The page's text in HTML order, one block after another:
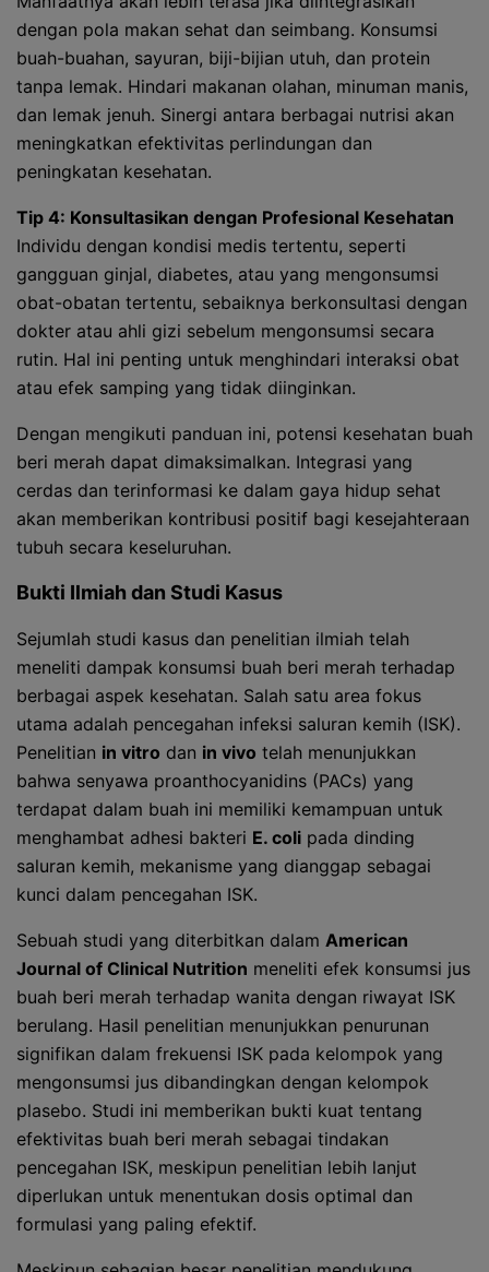
dengan pola makan sehat dan seimbang. Konsumsi
buah-buahan, sayuran, biji-bijian utuh, dan protein
tanpa lemak. Hindari makanan olahan, minuman manis,
dan lemak jenuh. Sinergi antara berbagai nutrisi akan
meningkatkan efektivitas perlindungan dan
peningkatan kesehatan.
Tip 4: Konsultasikan dengan Profesional Kesehatan
Individu dengan kondisi medis tertentu, seperti
gangguan ginjal, diabetes, atau yang mengonsumsi
obat-obatan tertentu, sebaiknya berkonsultasi dengan
dokter atau ahli gizi sebelum mengonsumsi secara
rutin. Hal ini penting untuk menghindari interaksi obat
atau efek samping yang tidak diinginkan.
Dengan mengikuti panduan ini, potensi kesehatan buah
beri merah dapat dimaksimalkan. Integrasi yang
cerdas dan terinformasi ke dalam gaya hidup sehat
akan memberikan kontribusi positif bagi kesejahteraan
tubuh secara keseluruhan.
Bukti Ilmiah dan Studi Kasus
Sejumlah studi kasus dan penelitian ilmiah telah
meneliti dampak konsumsi buah beri merah terhadap
berbagai aspek kesehatan. Salah satu area fokus
utama adalah pencegahan infeksi saluran kemih (ISK).
Penelitian in vitro dan in vivo telah menunjukkan
bahwa senyawa proanthocyanidins (PACs) yang
terdapat dalam buah ini memiliki kemampuan untuk
menghambat adhesi bakteri E. coli pada dinding
saluran kemih, mekanisme yang dianggap sebagai
kunci dalam pencegahan ISK.
Sebuah studi yang diterbitkan dalam American
Journal of Clinical Nutrition meneliti efek konsumsi jus
buah beri merah terhadap wanita dengan riwayat ISK
berulang. Hasil penelitian menunjukkan penurunan
signifikan dalam frekuensi ISK pada kelompok yang
mengonsumsi jus dibandingkan dengan kelompok
plasebo. Studi ini memberikan bukti kuat tentang
efektivitas buah beri merah sebagai tindakan
pencegahan ISK, meskipun penelitian lebih lanjut
diperlukan untuk menentukan dosis optimal dan
formulasi yang paling efektif.